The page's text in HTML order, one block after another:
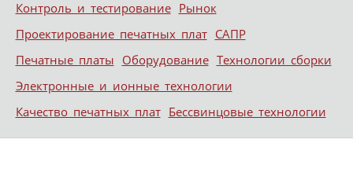
Контроль и тестирование Рынок
Проектирование печатных плат САПР
Печатные платы Оборудование Технологии сборки
Электронные и ионные технологии
Качество печатных плат Бессвинцовые технологии